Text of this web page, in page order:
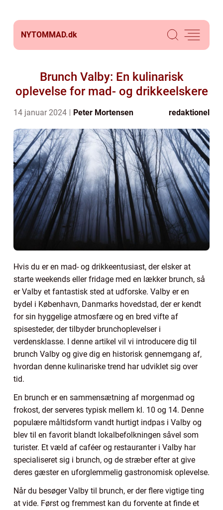
NYTOMMAD.dk
Brunch Valby: En kulinarisk
oplevelse for mad- og drikkeelskere
14 januar 2024 Peter Mortensen redaktionel
Hvis du er en mad- og drikkeentusiast, der elsker at
starte weekends eller fridage med en lækker brunch, så
er Valby et fantastisk sted at udforske. Valby er en
bydel i København, Danmarks hovedstad, der er kendt
for sin hyggelige atmosfære og en bred vifte af
spisesteder, der tilbyder brunchoplevelser i
verdensklasse. I denne artikel vil vi introducere dig til
brunch Valby og give dig en historisk gennemgang af,
hvordan denne kulinariske trend har udviklet sig over
tid.
En brunch er en sammensætning af morgenmad og
frokost, der serveres typisk mellem kl. 10 og 14. Denne
populære måltidsform vandt hurtigt indpas i Valby og
blev til en favorit blandt lokalbefolkningen såvel som
turister. Et væld af caféer og restauranter i Valby har
specialiseret sig i brunch, og de stræber efter at give
deres gæster en uforglemmelig gastronomisk oplevelse.
Når du besøger Valby til brunch, er der flere vigtige ting
at vide. Først og fremmest kan du forvente at finde et